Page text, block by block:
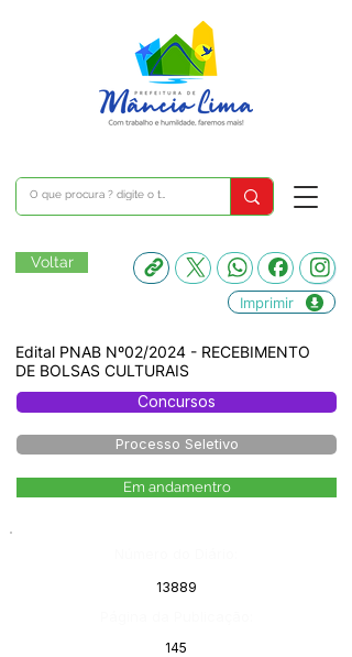
Voltar
Imprimir
Edital PNAB Nº02/2024 - RECEBIMENTO
DE BOLSAS CULTURAIS
Concursos
Processo Seletivo
Em andamentro
13889
145